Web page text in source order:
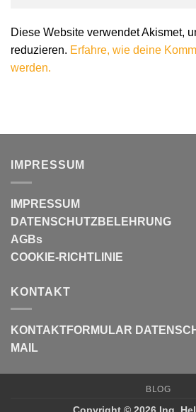
Diese Website verwendet Akismet,
reduzieren. Erfahre, wie deine
werden.
IMPRESSUM
IMPRESSUM
DATENSCHUTZBELEHRUNG
AGBs
COOKIE-RICHTLINIE
KONTAKT
KONTAKTFORMULAR
MAIL
BLOG